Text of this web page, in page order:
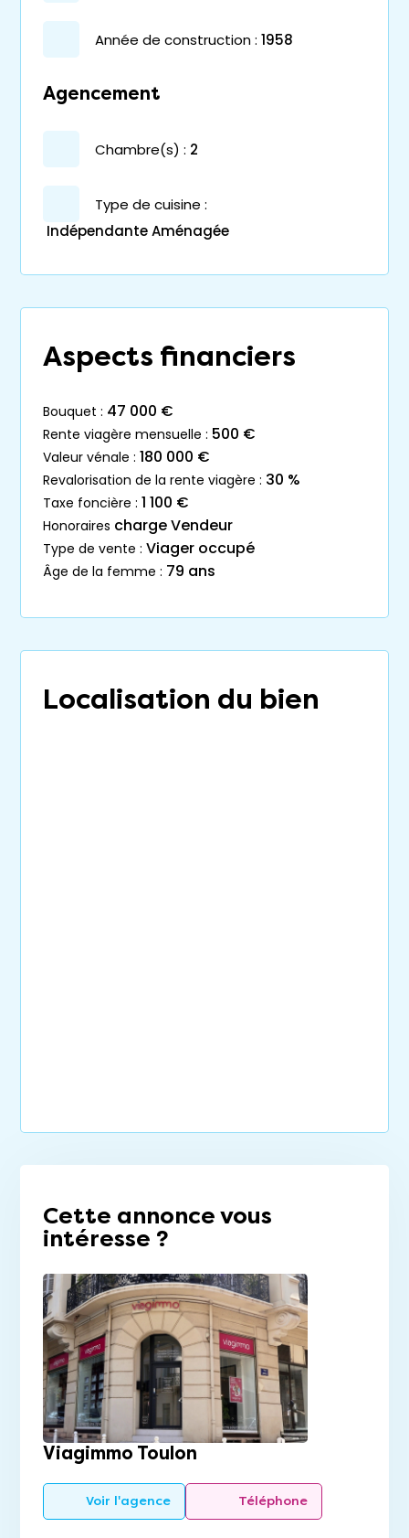
année de construction : 1958
Agencement
chambre(s) : 2
Type de cuisine :
Indépendante Aménagée
Aspects financiers
bouquet : 47 000 €
rente viagère mensuelle : 500 €
valeur vénale : 180 000 €
revalorisation de la rente viagère : 30 %
taxe foncière : 1 100 €
honoraires charge Vendeur
type de vente : Viager occupé
âge de la femme : 79 ans
Localisation du bien
Cette annonce vous
intéresse ?
Viagimmo Toulon
Voir l'agence Téléphone